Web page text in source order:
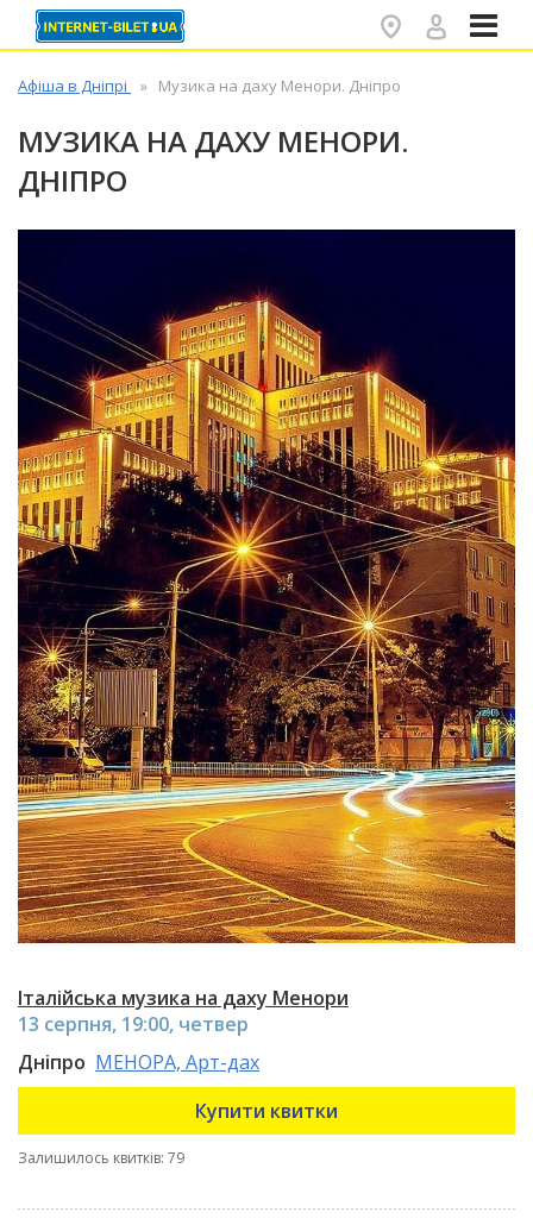
Афіша в Дніпрі Музика на даху Менори. Дніпро
МУЗИКА НА ДАХУ МЕНОРИ.
ДНІПРО
Італійська музика на даху Менори
13 серпня, 19:00, четвер
Дніпро МЕНОРА, Арт-дах
Купити квитки
Залишилось квитків: 79